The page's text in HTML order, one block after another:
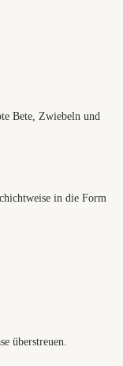
Bete, Zwiebeln und
in die Form
überstreuen.